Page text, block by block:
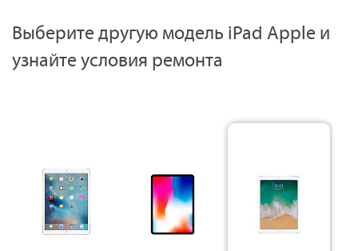
Выберите другую модель iPad Apple и
узнайте условия ремонта